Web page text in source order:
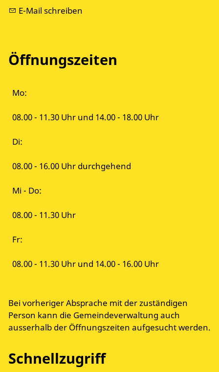
E-Mail schreiben
Öffnungszeiten
Mo:
08.00 - 11.30 Uhr und 14.00 - 18.00 Uhr
Di:
08.00 - 16.00 Uhr durchgehend
Mi - Do:
08.00 - 11.30 Uhr
Fr:
08.00 - 11.30 Uhr und 14.00 - 16.00 Uhr
Bei vorheriger Absprache mit der zuständigen
Person kann die Gemeindeverwaltung auch
ausserhalb der Öffnungszeiten aufgesucht werden.
Schnellzugriff